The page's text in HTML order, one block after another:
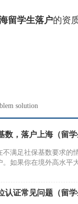
留学生落户的资
solution
数，落户上海（留学
不满足社保基数要求的
。如果你在境外高水平
认证常见问题（留学